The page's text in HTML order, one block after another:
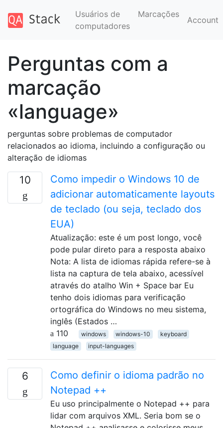
Usuários de
computadores
Marcações
Account
Perguntas com a
marcação
«language»
perguntas sobre problemas de computador
relacionados ao idioma, incluindo a configuração ou
alteração de idiomas
10
Como impedir o Windows 10 de
adicionar automaticamente layouts
de teclado (ou seja, teclado dos
EUA)
Atualização: este é um post longo, você
pode pular direto para a resposta abaixo
Nota: A lista de idiomas rápida refere-se à
lista na captura de tela abaixo, acessível
através do atalho Win + Space bar Eu
tenho dois idiomas para verificação
ortográfica do Windows no meu sistema,
inglês (Estados …
110
windows windows-10
keyboard
language
input-languages
6
Como definir o idioma padrão no
Notepad ++
Eu uso principalmente o Notepad ++ para
lidar com arquivos XML. Seria bom se o